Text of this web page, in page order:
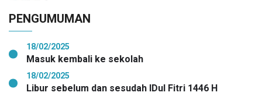
PENGUMUMAN
18/02/2025
Masuk kembali ke sekolah
18/02/2025
Libur sebelum dan sesudah IDul Fitri 1446 H